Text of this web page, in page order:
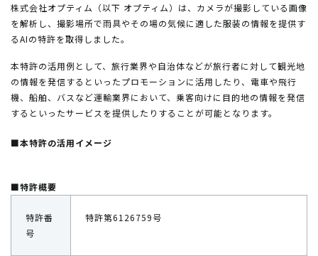
株式会社オプティム（以下 オプティム）は、カメラが撮影している画像
を解析し、撮影場所で雨具やその場の気候に適した服装の情報を提供す
るAIの特許を取得しました。
本特許の活用例として、旅行業界や自治体などが旅行者に対して観光地
の情報を発信するといったプロモーションに活用したり、電車や飛行
機、船舶、バスなど運輸業界において、乗客向けに目的地の情報を発信
するといったサービスを提供したりすることが可能となります。
■本特許の活用イメージ
■特許概要
特許番
号
特許第6126759号